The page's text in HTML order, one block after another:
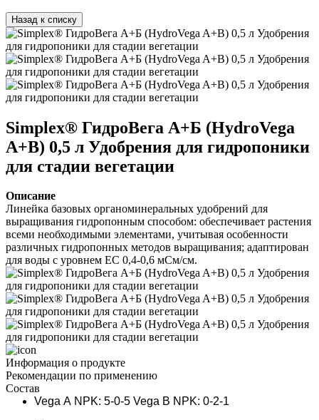
Назад к списку
Simplex® ГидроВега А+Б (HydroVega
A+B) 0,5 л Удобрения для гидропоники
для стадии вегетации
Описание
Линейка базовых органоминеральных удобрений для
выращивания гидропонным способом: обеспечивает растения
всеми необходимыми элементами, учитывая особенности
различных гидропонных методов выращивания; адаптирован
для воды с уровнем ЕС 0,4-0,6 мСм/см.
Информация о продукте
Рекомендации по применению
Состав
Vega А NPK: 5-0-5 Vega В NPK: 0-2-1